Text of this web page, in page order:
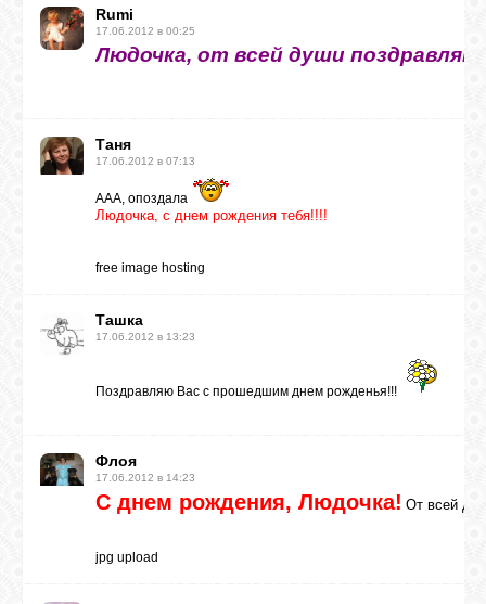
Rumi
17.06.2012 в 00:25
Людочка, от всей души поздравляю!
Таня
17.06.2012 в 07:13
ААА, опоздала
Людочка, с днем рождения тебя!!!!
free image hosting
Ташка
17.06.2012 в 13:23
Поздравляю Вас с прошедшим днем рожденья!!!
Флоя
17.06.2012 в 14:23
С днем рождения, Людочка! От всей
jpg upload